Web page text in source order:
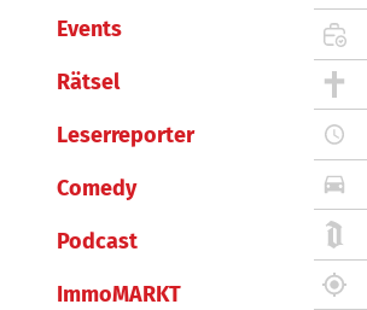
Events
Rätsel
Leserreporter
Comedy
Podcast
ImmoMARKT